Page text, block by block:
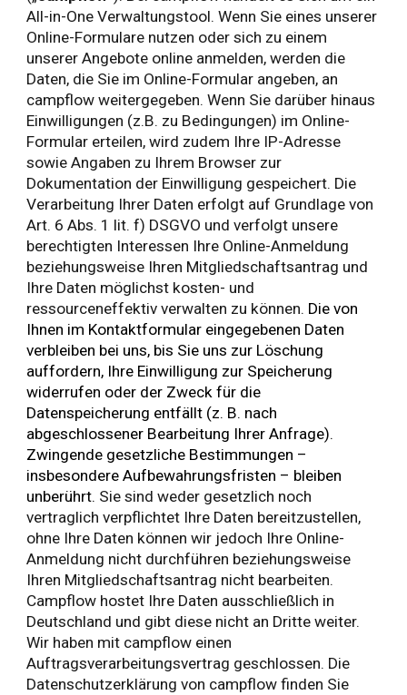
All-in-One Verwaltungstool. Wenn Sie eines unserer
Online-Formulare nutzen oder sich zu einem
unserer Angebote online anmelden, werden die
Daten, die Sie im Online-Formular angeben, an
campflow weitergegeben. Wenn Sie darüber hinaus
Einwilligungen (z.B. zu Bedingungen) im Online-
Formular erteilen, wird zudem Ihre IP-Adresse
sowie Angaben zu Ihrem Browser zur
Dokumentation der Einwilligung gespeichert. Die
Verarbeitung Ihrer Daten erfolgt auf Grundlage von
Art. 6 Abs. 1 lit. f) DSGVO und verfolgt unsere
berechtigten Interessen Ihre Online-Anmeldung
beziehungsweise Ihren Mitgliedschaftsantrag und
Ihre Daten möglichst kosten- und
ressourceneffektiv verwalten zu können. Die von
Ihnen im Kontaktformular eingegebenen Daten
verbleiben bei uns, bis Sie uns zur Löschung
auffordern, Ihre Einwilligung zur Speicherung
widerrufen oder der Zweck für die
Datenspeicherung entfällt (z. B. nach
abgeschlossener Bearbeitung Ihrer Anfrage).
Zwingende gesetzliche Bestimmungen –
insbesondere Aufbewahrungsfristen – bleiben
unberührt. Sie sind weder gesetzlich noch
vertraglich verpflichtet Ihre Daten bereitzustellen,
ohne Ihre Daten können wir jedoch Ihre Online-
Anmeldung nicht durchführen beziehungsweise
Ihren Mitgliedschaftsantrag nicht bearbeiten.
Campflow hostet Ihre Daten ausschließlich in
Deutschland und gibt diese nicht an Dritte weiter.
Wir haben mit campflow einen
Auftragsverarbeitungsvertrag geschlossen. Die
Datenschutzerklärung von campflow finden Sie